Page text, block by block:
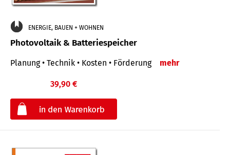
ENERGIE, BAUEN + WOHNEN
Photovoltaik & Batteriespeicher
Planung • Technik • Kosten • Förderung mehr
39,90 €